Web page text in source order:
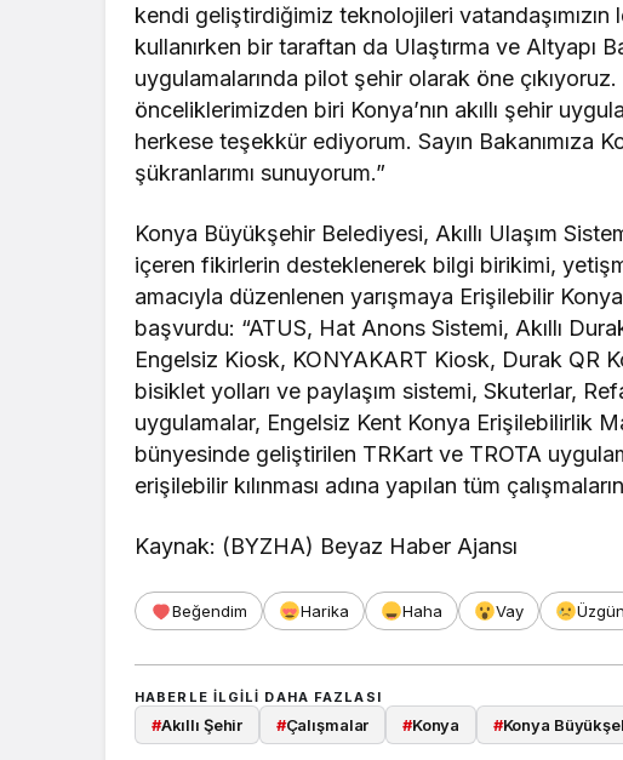
kendi geliştirdiğimiz teknolojileri vatandaşımızın
kullanırken bir taraftan da Ulaştırma ve Altyapı
uygulamalarında pilot şehir olarak öne
önceliklerimizden biri Konya’nın akıllı şehir
herkese teşekkür ediyorum. Sayın Bakanımıza
şükranlarımı sunuyorum.”
Konya Büyükşehir Belediyesi, Akıllı Ulaşım
içeren fikirlerin desteklenerek bilgi birikimi,
amacıyla düzenlenen yarışmaya Erişilebilir
başvurdu: “ATUS, Hat Anons Sistemi, Akıllı
Engelsiz Kiosk, KONYAKART Kiosk, Durak QR
bisiklet yolları ve paylaşım sistemi, Skuterlar,
uygulamalar, Engelsiz Kent Konya Erişilebilirlik
bünyesinde geliştirilen TRKart ve TROTA
erişilebilir kılınması adına yapılan tüm
Kaynak: (BYZHA) Beyaz Haber Ajansı
Beğendim Harika Haha Vay Üzgün
HABERLE ILGILI DAHA FAZLASI
#Akıllı Şehir #Çalışmalar #Konya #Konya